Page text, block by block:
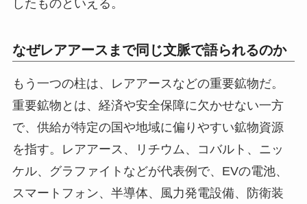
したものといえる。
なぜレアアースまで同じ文脈で語られるのか
もう一つの柱は、レアアースなどの重要鉱物だ。
重要鉱物とは、経済や安全保障に欠かせない一方
で、供給が特定の国や地域に偏りやすい鉱物資源
を指す。レアアース、リチウム、コバルト、ニッ
ケル、グラファイトなどが代表例で、EVの電池、
スマートフォン、半導体、風力発電設備、防衛装